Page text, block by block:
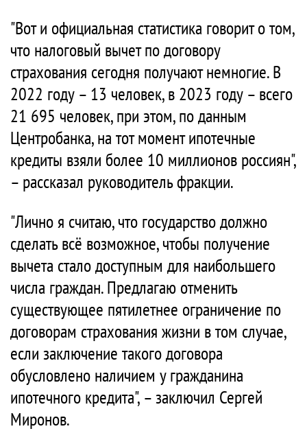
"Вот и официальная статистика говорит о том,
что налоговый вычет по договору
страхования сегодня получают немногие. В
2022 году – 13 человек, в 2023 году – всего
21 695 человек, при этом, по данным
Центробанка, на тот момент ипотечные
кредиты взяли более 10 миллионов россиян",
– рассказал руководитель фракции.
"Лично я считаю, что государство должно
сделать всё возможное, чтобы получение
вычета стало доступным для наибольшего
числа граждан. Предлагаю отменить
существующее пятилетнее ограничение по
договорам страхования жизни в том случае,
если заключение такого договора
обусловлено наличием у гражданина
ипотечного кредита", – заключил Сергей
Миронов.